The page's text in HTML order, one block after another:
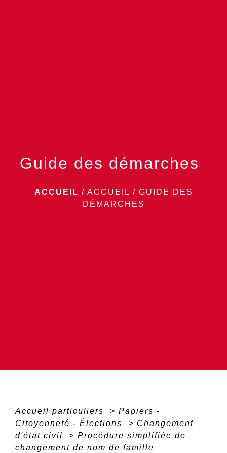
Guide des démarches
ACCUEIL / ACCUEIL / GUIDE DES
DÉMARCHES
Accueil particuliers > Papiers -
Citoyenneté - Élections
> Changement
d'état civil
> Procédure simplifiée de
changement de nom de famille